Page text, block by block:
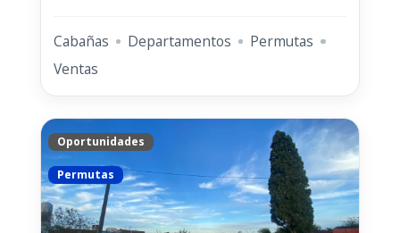
Cabañas Departamentos
Permutas
Ventas
Oportunidades
Permutas